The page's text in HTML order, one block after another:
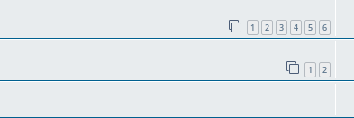
1 2 3 4 5 6
1 2